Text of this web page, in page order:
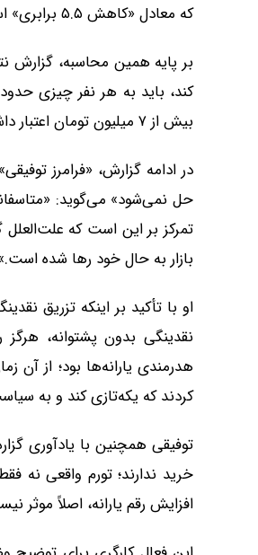
که معادل «کاهش ۵.۵ برابری» است.
بیش از ۷ میلیون تومان اعتبار داشته باشد.»
در ادامه گزارش، «فرامرز
حل نمی‌شود» می‌گوید:
تمرکز بر این است که
بازار به حال خود رها شده
او با تأکید بر اینکه تزریق
هدرمندی یارانه‌ها بود؛ از
کردند که یکه‌تازی کند و به
توفیقی همچنین با یادآوری
افزایش رقم یارانه، اصلاً موثر